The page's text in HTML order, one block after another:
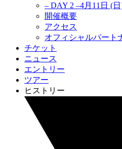
– DAY 2 –4月11日 (
開催概要
アクセス
オフィシャルパート
チケット
ニュース
エントリー
ツアー
ヒストリー